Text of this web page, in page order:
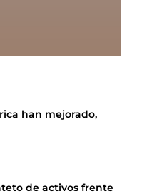
han mejorado,
de activos frente